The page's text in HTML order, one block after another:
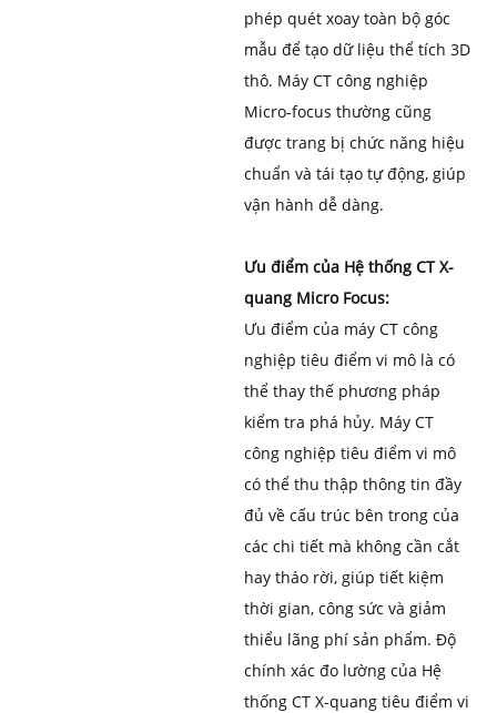
phép quét xoay toàn bộ góc
mẫu để tạo dữ liệu thể tích 3D
thô. Máy CT công nghiệp
Micro-focus thường cũng
được trang bị chức năng hiệu
chuẩn và tái tạo tự động, giúp
vận hành dễ dàng.
Ưu điểm của Hệ thống CT X-
quang Micro Focus:
Ưu điểm của máy CT công
nghiệp tiêu điểm vi mô là có
thể thay thế phương pháp
kiểm tra phá hủy. Máy CT
công nghiệp tiêu điểm vi mô
có thể thu thập thông tin đầy
đủ về cấu trúc bên trong của
các chi tiết mà không cần cắt
hay tháo rời, giúp tiết kiệm
thời gian, công sức và giảm
thiểu lãng phí sản phẩm. Độ
chính xác đo lường của Hệ
thống CT X-quang tiêu điểm vi